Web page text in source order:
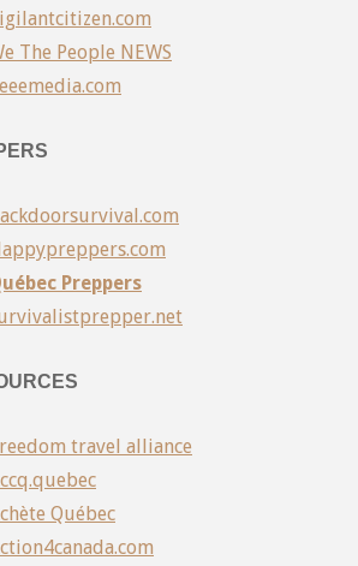
The People NEWS
Preppers
travel alliance
Québec